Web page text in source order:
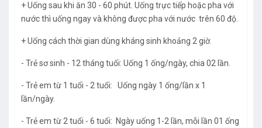
+ Uống sau khi ăn 30 - 60 phút. Uống trực tiếp hoặc pha với
nước thì uống ngay và không được pha với nước trên 60 độ.
+ Uống cách thời gian dùng kháng sinh khoảng 2 giờ.
- Trẻ sơ sinh - 12 tháng tuổi: Uống 1 ống/ngày, chia 02 lần.
- Trẻ em từ 1 tuổi - 2 tuổi: Uống ngày 1 ống/lần x 1
lần/ngày.
- Trẻ em từ 2 tuổi - 6 tuổi: Ngày uống 1-2 lần, mỗi lần 01 ống